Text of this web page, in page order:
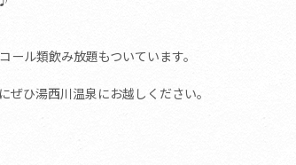
ル類飲み放題もついています。
ぜひ湯西川温泉にお越しください。